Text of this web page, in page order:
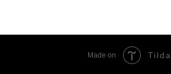
Made on Tilda